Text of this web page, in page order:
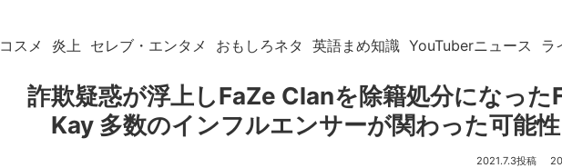
コスメ 炎上 セレブ・エンタメ おもしろネタ 英語まめ知識 YouTuberニュース ラ
詐欺疑惑が浮上しFaZe Clanを除籍処分になった
Kay 多数のインフルエンサーが関わった可能
2021.7.3